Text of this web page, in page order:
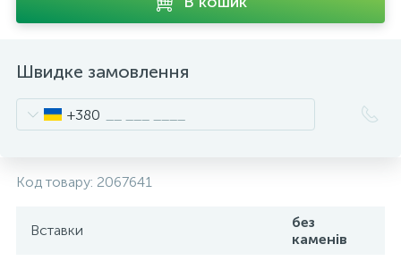
Швидке замовлення
+380
Код товару: 2067641
Вставки
без
каменів